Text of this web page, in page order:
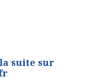
suite sur